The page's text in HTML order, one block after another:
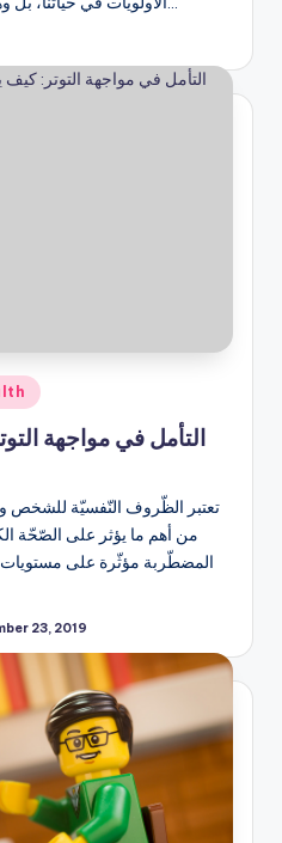
التأمل في مواجهة
تعتبر الظّروف النّفسيّة للشخص
من أهم ما يؤثر على الصّحّة
المضطّربة مؤثّرة على
23, 2019